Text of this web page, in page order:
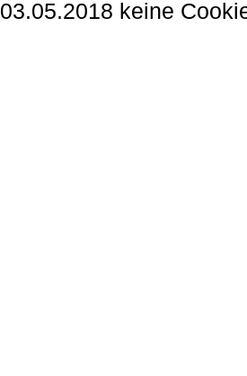
03.05.2018 keine